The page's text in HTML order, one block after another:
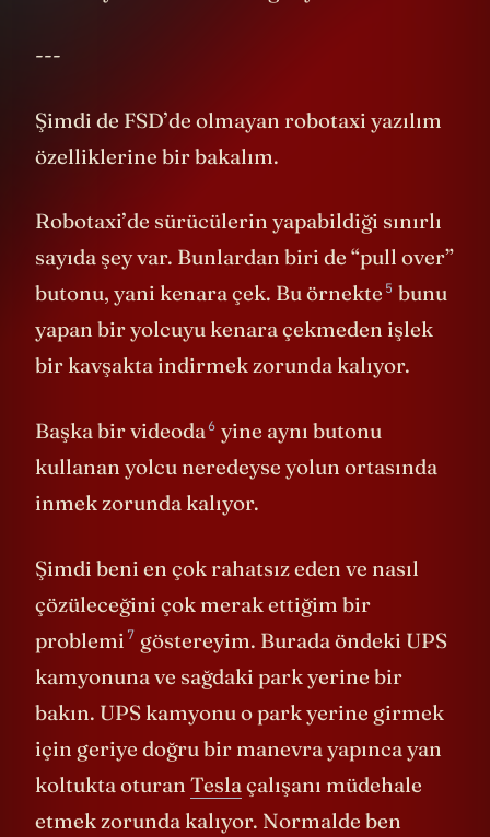
Şimdi de FSD’de olmayan robotaxi yazılım
Robotaxi’de sürücülerin yapabildiği sınırlı
sayıda şey var. Bunlardan biri de “pull over”
butonu, yani kenara çek.Bu örnekte 5bunu
yapan bir yolcuyu kenara çekmeden işlek
Başkabir videoda yine aynı butonu
kullanan yolcu neredeyse yolun ortasında
Şimdi beni en çok rahatsız eden ve nasıl
çözüleceğini çok merak ettiğim bir
problemi göstereyim. Burada öndeki UPS
kamyonuna ve sağdaki park yerine bir
bakın. UPS kamyonu o park yerine girmek
için geriye doğru bir manevra yapınca yan
koltukta oturanTeslaçalışanı müdehale